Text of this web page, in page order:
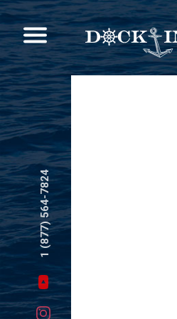
1 (877) 564-7824